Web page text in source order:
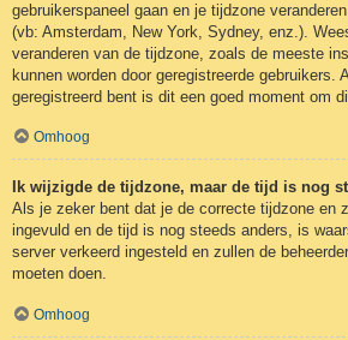
gebruikerspaneel gaan en je tijdzone
(vb: Amsterdam, New York, Sydney, enz.).
veranderen van de tijdzone, zoals de meeste
kunnen worden door geregistreerde gebruikers.
geregistreerd bent is dit een goed moment om
Omhoog
Ik wijzigde de tijdzone, maar de tijd is nog
Als je zeker bent dat je de correcte tijdzone en
ingevuld en de tijd is nog steeds anders, is
server verkeerd ingesteld en zullen de
moeten doen.
Omhoog